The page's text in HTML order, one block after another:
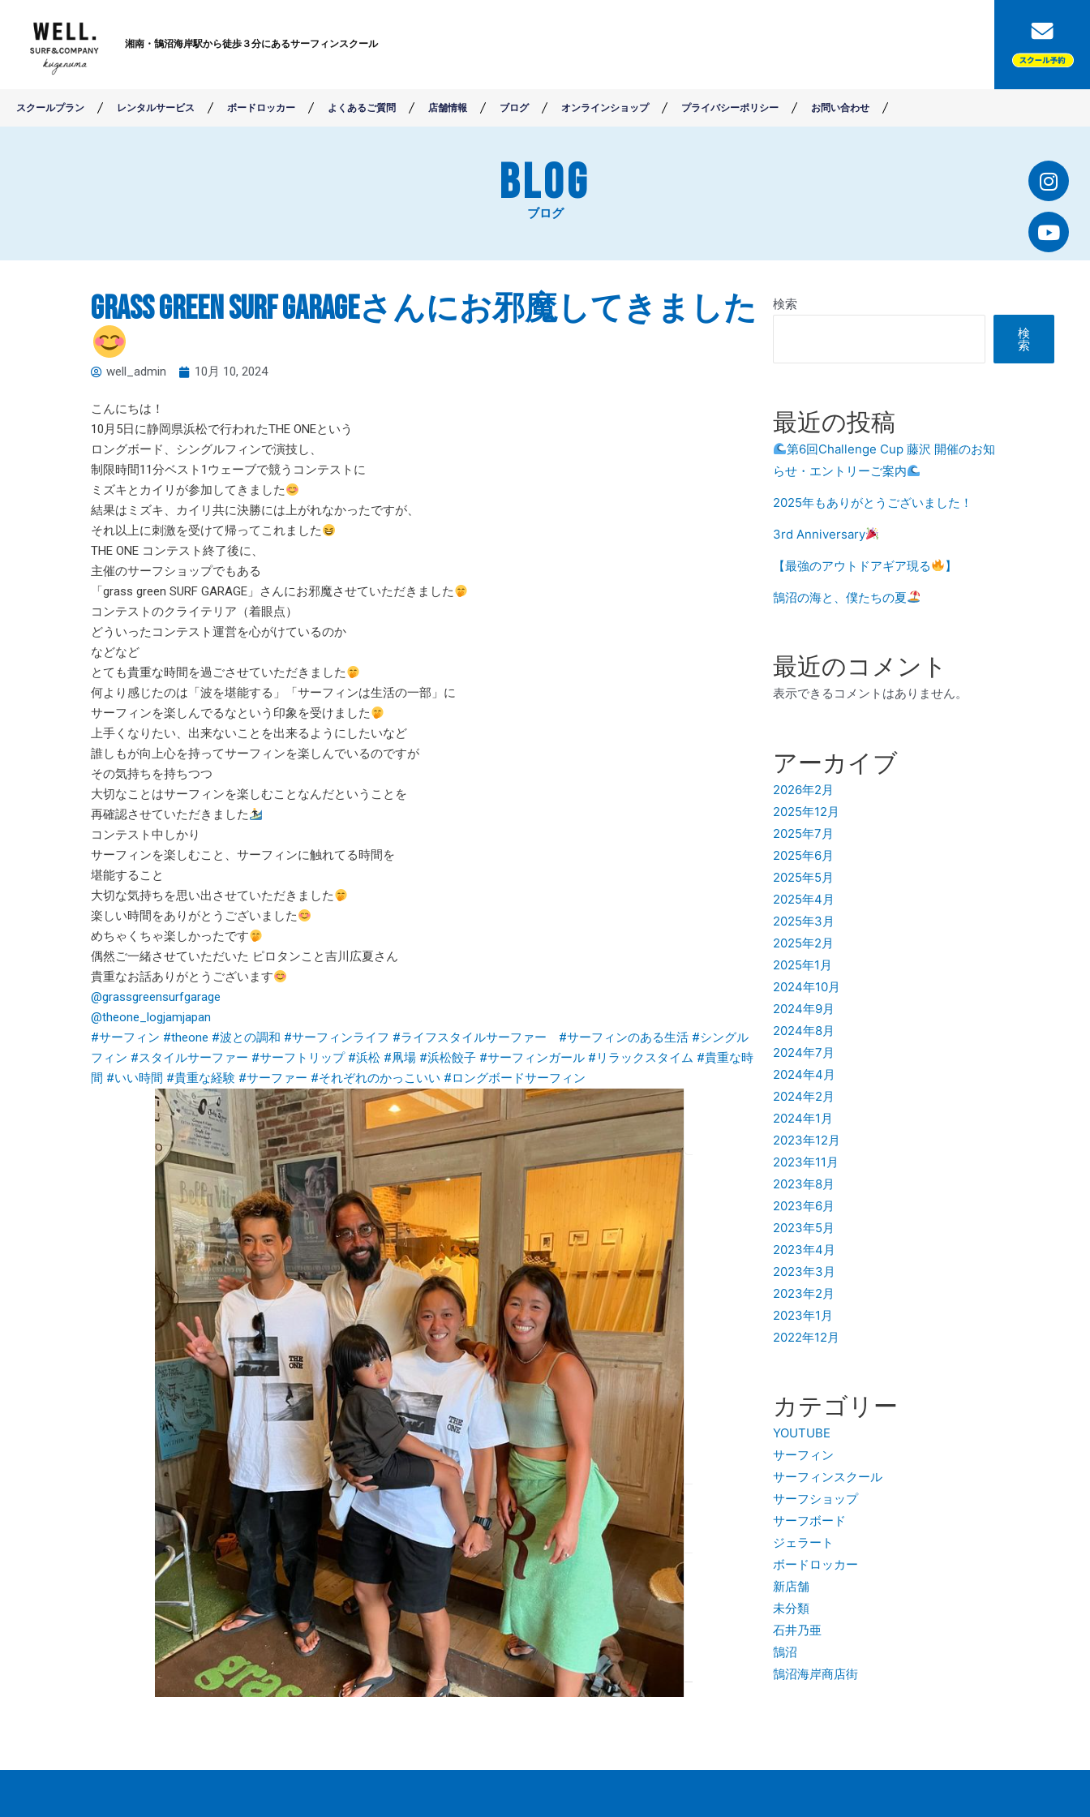
湘南・鵠沼海岸駅から徒歩３分にあるサーフィンスクール
スクールプラン レンタルサービス ボードロッカー よくあるご質問 店舗情報 ブログ オンラインショップ プライバシーポリシー お問い合わせ
BLOG
ブログ
grass green SURF GARAGEさんにお邪魔してきました
well_admin 10月 10, 2024
こんにちは！
10月5日に静岡県浜松で行われたTHE ONEという
ロングボード、シングルフィンで演技し、
制限時間11分ベスト1ウェーブで競うコンテストに
ミズキとカイリが参加してきました
結果はミズキ、カイリ共に決勝には上がれなかったですが、
それ以上に刺激を受けて帰ってこれました
THE ONE コンテスト終了後に、
主催のサーフショップでもある
「grass green SURF GARAGE」さんにお邪魔させていただきました
コンテストのクライテリア（着眼点）
どういったコンテスト運営を心がけているのか
などなど
とても貴重な時間を過ごさせていただきました
何より感じたのは「波を堪能する」「サーフィンは生活の一部」に
サーフィンを楽しんでるなという印象を受けました
上手くなりたい、出来ないことを出来るようにしたいなど
誰しもが向上心を持ってサーフィンを楽しんでいるのですが
その気持ちを持ちつつ
大切なことはサーフィンを楽しむことなんだということを
再確認させていただきました
コンテスト中しかり
サーフィンを楽しむこと、サーフィンに触れてる時間を
堪能すること
大切な気持ちを思い出させていただきました
楽しい時間をありがとうございました
めちゃくちゃ楽しかったです
偶然ご一緒させていただいた ピロタンこと吉川広夏さん
貴重なお話ありがとうございます
@grassgreensurfgarage
@theone_logjamjapan
#サーフィン #theone #波との調和 #サーフィンライフ #ライフスタイルサーファー #サーフィンのある生活 #シングル
フィン #スタイルサーファー #サーフトリップ #浜松 #凧場 #浜松餃子 #サーフィンガール #リラックスタイム #貴重な時
間 #いい時間 #貴重な経験 #サーファー #それぞれのかっこいい #ロングボードサーフィン
検索
検
索
最近の投稿
第6回Challenge Cup 藤沢 開催のお知
らせ・エントリーご案内
2025年もありがとうございました！
3rd Anniversary
【最強のアウトドアギア現る 】
鵠沼の海と、僕たちの夏
最近のコメント
表示できるコメントはありません。
アーカイブ
2026年2月
2025年12月
2025年7月
2025年6月
2025年5月
2025年4月
2025年3月
2025年2月
2025年1月
2024年10月
2024年9月
2024年8月
2024年7月
2024年4月
2024年2月
2024年1月
2023年12月
2023年11月
2023年8月
2023年6月
2023年5月
2023年4月
2023年3月
2023年2月
2023年1月
2022年12月
カテゴリー
YOUTUBE
サーフィン
サーフィンスクール
サーフショップ
サーフボード
ジェラート
ボードロッカー
新店舗
未分類
石井乃亜
鵠沼
鵠沼海岸商店街